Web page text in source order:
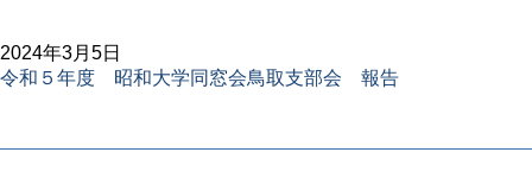
2024年3月5日
令和５年度 昭和大学同窓会鳥取支部会 報告